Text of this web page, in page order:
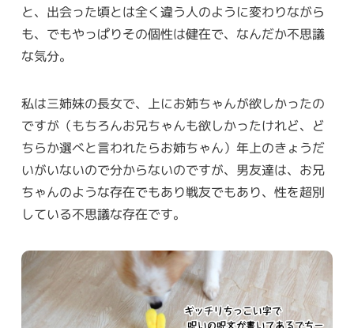
と、出会った頃とは全く違う人のように変わりながら
も、でもやっぱりその個性は健在で、なんだか不思議
な気分。
私は三姉妹の長女で、上にお姉ちゃんが欲しかったの
ですが（もちろんお兄ちゃんも欲しかったけれど、ど
ちらか選べと言われたらお姉ちゃん）年上のきょうだ
いがいないので分からないのですが、男友達は、お兄
ちゃんのような存在でもあり戦友でもあり、性を超別
している不思議な存在です。